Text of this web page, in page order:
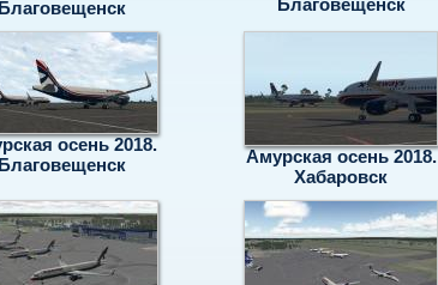
Благовещенск
осень 2018.
Благовещенск
Амурская осень 2018.
Хабаровск